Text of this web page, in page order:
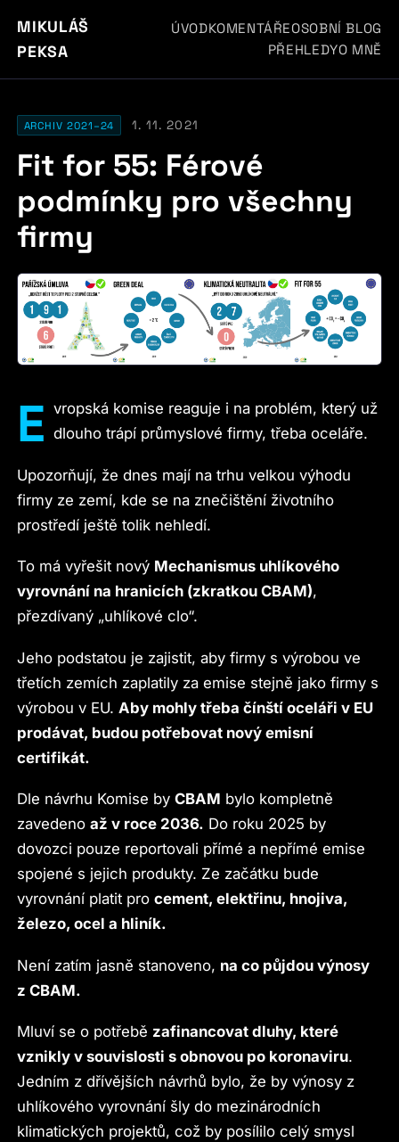
MIKULÁŠ
PEKSA
ÚVODKOMENTÁŘEOSOBNÍ BLOG
PŘEHLEDYO MNĚ
ARCHIV 2021–24 1. 11. 2021
Fit for 55: Férové
podmínky pro všechny
firmy
E vropská komise reaguje i na problém, který už
dlouho trápí průmyslové firmy, třeba oceláře.
Upozorňují, že dnes mají na trhu velkou výhodu
firmy ze zemí, kde se na znečištění životního
prostředí ještě tolik nehledí.
To má vyřešit nový Mechanismus uhlíkového
vyrovnání na hranicích (zkratkou CBAM),
přezdívaný „uhlíkové clo“.
Jeho podstatou je zajistit, aby firmy s výrobou ve
třetích zemích zaplatily za emise stejně jako firmy s
výrobou v EU. Aby mohly třeba čínští oceláři v EU
prodávat, budou potřebovat nový emisní
certifikát.
Dle návrhu Komise byCBAM bylo kompletně
zavedenoaž v roce 2036. Do roku 2025 by
dovozci pouze reportovali přímé a nepřímé emise
spojené s jejich produkty. Ze začátku bude
vyrovnání platit procement, elektřinu, hnojiva,
železo, ocel a hliník.
Není zatím jasně stanoveno, na co půjdou výnosy
z CBAM.
Mluví se o potřebě zafinancovat dluhy, které
vznikly v souvislosti s obnovou po koronaviru.
Jedním z dřívějších návrhů bylo, že by výnosy z
uhlíkového vyrovnání šly do mezinárodních
klimatických projektů, což by posílilo celý smysl